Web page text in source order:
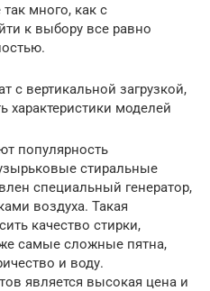
много, как с
к выбору все равно
с вертикальной загрузкой,
характеристики моделей
популярность
стиральные
специальный генератор,
воздуха. Такая
качество стирки,
самые сложные пятна,
и воду.
является высокая цена и